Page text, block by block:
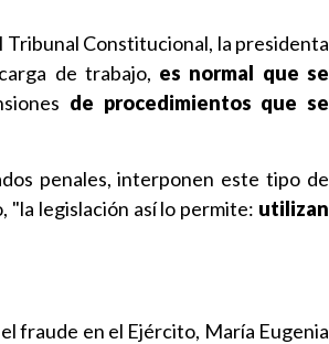
Tribunal Constitucional, la presidenta
de trabajo, es normal que se
de procedimientos que se
penales, interponen este tipo de
legislación así lo permite: utilizan
fraude en el Ejército, María Eugenia